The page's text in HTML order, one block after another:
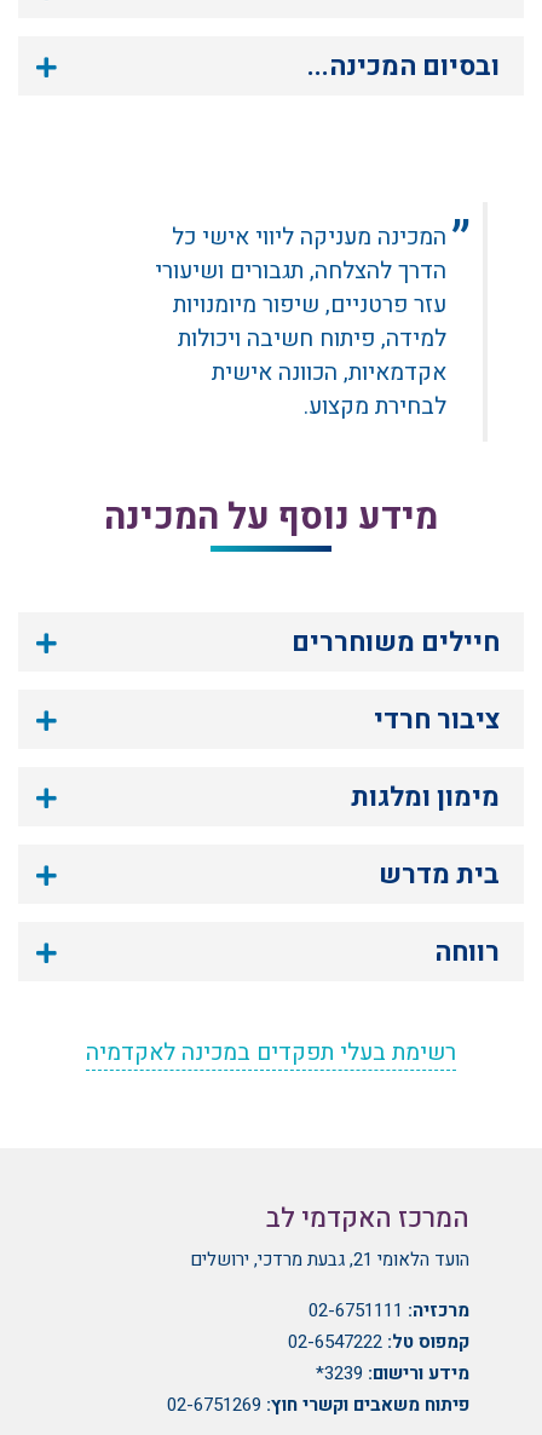
ובסיום המכינה...
המכינה מעניקה ליווי אישי כל
הדרך להצלחה, תגבורים ושיעורי
עזר פרטניים, שיפור מיומנויות
למידה, פיתוח חשיבה ויכולות
אקדמאיות, הכוונה אישית
לבחירת מקצוע.
מידע נוסף על המכינה
חיילים משוחררים
ציבור חרדי
מימון ומלגות
בית מדרש
רווחה
רשימת בעלי תפקדים במכינה לאקדמיה
המרכז האקדמי לב
הועד הלאומי 21, גבעת מרדכי, ירושלים
מרכזיה: 02-6751111
קמפוס טל: 02-6547222
מידע ורישום: 3239*
פיתוח משאבים וקשרי חוץ: 02-6751269